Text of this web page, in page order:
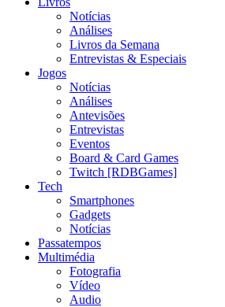
Notícias
Análises
Livros da Semana
Entrevistas & Especiais
Jogos
Notícias
Análises
Antevisões
Entrevistas
Eventos
Board & Card Games
Twitch [RDBGames]
Tech
Smartphones
Gadgets
Notícias
Passatempos
Multimédia
Fotografia
Vídeo
Audio